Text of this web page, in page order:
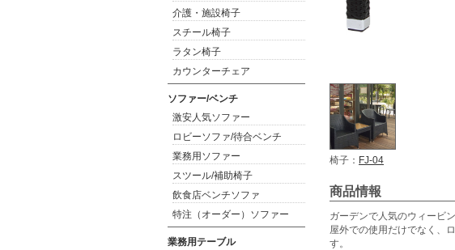
椅子： FJ-04
商品情報
ガーデンで人気のウィービ
屋外での使用だけでなく、
す。
介護・施設椅子
スチール椅子
ラタン椅子
カウンターチェア
ソファー/ベンチ
激安人気ソファー
ロビーソファ/待合ベンチ
業務用ソファー
スツール/補助椅子
飲食店ベンチソファ
特注（オーダー）ソファー
業務用テーブル